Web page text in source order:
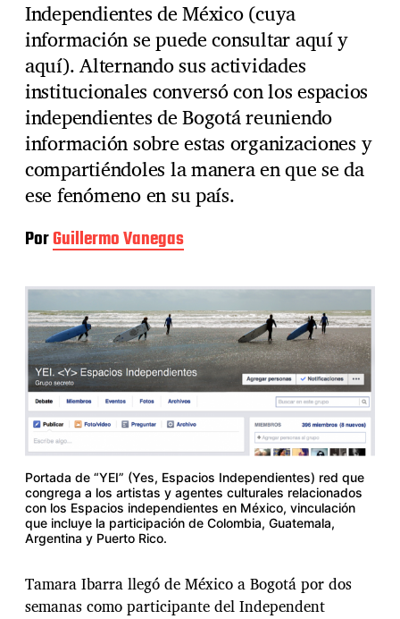
Independientes de México (cuya
información se puede consultar aquí y
aquí). Alternando sus actividades
institucionales conversó con los espacios
independientes de Bogotá reuniendo
información sobre estas organizaciones y
compartiéndoles la manera en que se da
ese fenómeno en su país.
PorGuillermo Vanegas
Portada de “YEI” (Yes, Espacios Independientes) red que
congrega a los artistas y agentes culturales relacionados
con los Espacios independientes en México, vinculación
que incluye la participación de Colombia, Guatemala,
Argentina y Puerto Rico.
Tamara Ibarra llegó de México a Bogotá por dos
semanas como participante del Independent